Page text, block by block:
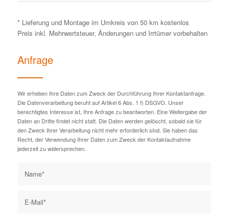
* Lieferung und Montage im Umkreis von 50 km kostenlos
Preis inkl. Mehrwertsteuer, Änderungen und Irrtümer vorbehalten
Anfrage
Wir erheben Ihre Daten zum Zweck der Durchführung Ihrer Kontaktanfrage.
Die Datenverarbeitung beruht auf Artikel 6 Abs. 1 f) DSGVO. Unser
berechtigtes Interesse ist, Ihre Anfrage zu beantworten. Eine Weitergabe der
Daten an Dritte findet nicht statt. Die Daten werden gelöscht, sobald sie für
den Zweck ihrer Verarbeitung nicht mehr erforderlich sind. Sie haben das
Recht, der Verwendung Ihrer Daten zum Zweck der Kontaktaufnahme
jederzeit zu widersprechen.